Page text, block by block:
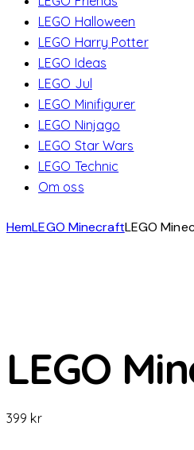
LEGO Halloween
LEGO Harry Potter
LEGO Ideas
LEGO Jul
LEGO Minifigurer
LEGO Ninjago
LEGO Star Wars
LEGO Technic
Om oss
HemLEGO MinecraftLEGO
LEGO
399 kr